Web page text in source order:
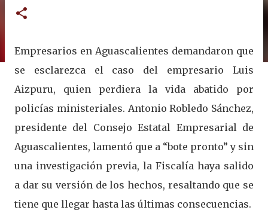
Empresarios en Aguascalientes demandaron que
se esclarezca el caso del empresario Luis
Aizpuru, quien perdiera la vida abatido por
policías ministeriales. Antonio Robledo Sánchez,
presidente del Consejo Estatal Empresarial de
Aguascalientes, lamentó que a “bote pronto” y sin
una investigación previa, la Fiscalía haya salido
a dar su versión de los hechos, resaltando que se
tiene que llegar hasta las últimas consecuencias.